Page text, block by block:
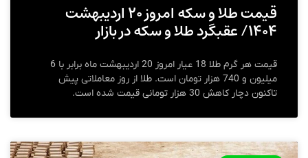
قیمت طلا و سکه امروز ۲۰ اردیبهشت
۱۴۰۴/ عقبگرد طلا و سکه در بازار
قیمت هر گرم طلا 18 عیار امروز 20 اردیبهشت ماه برابر با 6
میلیون و 740 هزار تومان است. طلا از روز معاملاتی پیش
تاکنون دچار کاهش 30 هزار تومانی قیمت شده است.